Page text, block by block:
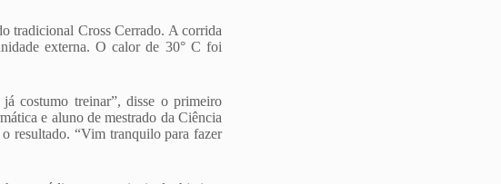
tradicional Cross Cerrado. A corrida
externa. O calor de 30° C foi
costumo treinar”, disse o primeiro
e aluno de mestrado da Ciência
resultado. “Vim tranquilo para fazer